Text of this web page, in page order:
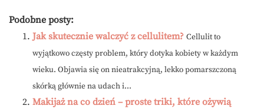
Podobne posty:
Jak skutecznie walczyć z cellulitem? Cellulit to
wyjątkowo częsty problem, który dotyka kobiety w każdym
wieku. Objawia się on nieatrakcyjną, lekko pomarszczoną
skórką głównie na udach i...
Makijaż na co dzień – proste triki, które ożywią